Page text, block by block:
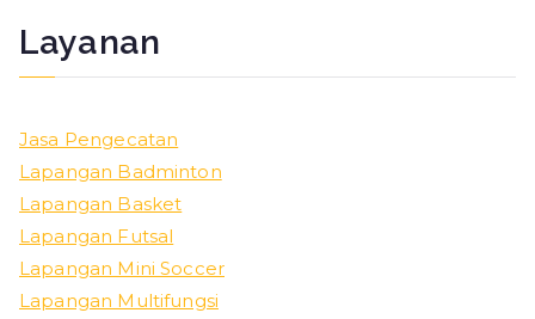
Layanan
Jasa Pengecatan
Lapangan Badminton
Lapangan Basket
Lapangan Futsal
Lapangan Mini Soccer
Lapangan Multifungsi